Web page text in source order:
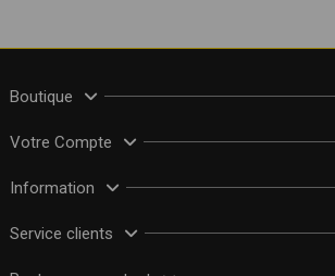
Boutique
Votre Compte
Information
Service clients